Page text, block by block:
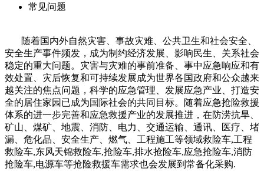
常见问题
随着国内外自然灾害、事故灾难、公共卫生和社会安全、
安全生产事件频发，成为制约经济发展、影响民生、关系社会
稳定的重大问题。灾害与灾难的事前准备、事中应急响应和有
效处置、灾后恢复和可持续发展成为世界各国政府和公众越来
越关注的焦点问题，科学的应急管理、发展应急产业、打造安
全的居住家园已成为国际社会的共同目标。随着应急抢险救援
体系的进一步完善和应急救援产业的发展推进，在防涝抗旱、
矿山、煤矿、地震、消防、电力、交通运输、通讯、医疗、堵
漏、危化品、安全生产、燃气、工程施工等领域救险车,工程
救险车,东风天锦救险车,抢险车,排水抢险车,应急抢险车,消防
抢险车,电源车等抢险救援车需求也会发展到常备化采购.